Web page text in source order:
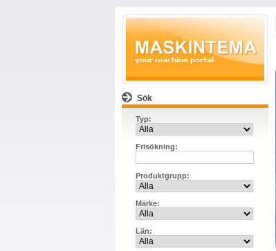
Sök
Typ:
Frisökning:
Produktgrupp:
Märke:
Län: